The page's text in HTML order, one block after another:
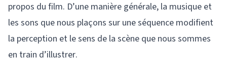
propos du film. D’une manière générale, la musique et
les sons que nous plaçons sur une séquence modifient
la perception et le sens de la scène que nous sommes
en train d’illustrer.